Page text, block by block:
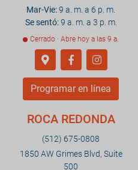
Mar-Vie:9 a. m. a 6 p. m.
Se sentó:9 a. m. a 3 p. m.
Cerrado · Abre hoy a las 9 a.
Programar en línea
ROCA REDONDA
(512) 675-0808
1850 AW Grimes Blvd, Suite
500